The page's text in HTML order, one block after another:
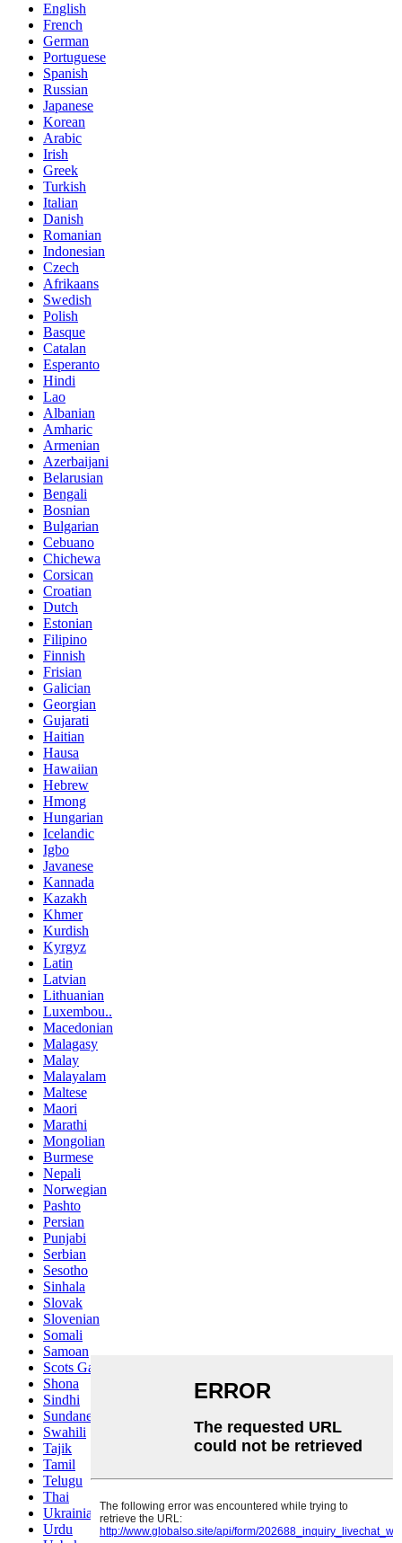
English
French
German
Portuguese
Spanish
Russian
Japanese
Korean
Arabic
Irish
Greek
Turkish
Italian
Danish
Romanian
Indonesian
Czech
Afrikaans
Swedish
Polish
Basque
Catalan
Esperanto
Hindi
Lao
Albanian
Amharic
Armenian
Azerbaijani
Belarusian
Bengali
Bosnian
Bulgarian
Cebuano
Chichewa
Corsican
Croatian
Dutch
Estonian
Filipino
Finnish
Frisian
Galician
Georgian
Gujarati
Haitian
Hausa
Hawaiian
Hebrew
Hmong
Hungarian
Icelandic
Igbo
Javanese
Kannada
Kazakh
Khmer
Kurdish
Kyrgyz
Latin
Latvian
Lithuanian
Luxembou..
Macedonian
Malagasy
Malay
Malayalam
Maltese
Maori
Marathi
Mongolian
Burmese
Nepali
Norwegian
Pashto
Persian
Punjabi
Serbian
Sesotho
Sinhala
Slovak
Slovenian
Somali
Samoan
Scots Gaelic
Shona
Sindhi
Sundanese
Swahili
Tajik
Tamil
Telugu
Thai
Ukrainian
Urdu